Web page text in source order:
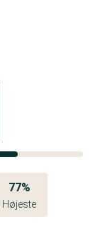
77%
Højeste